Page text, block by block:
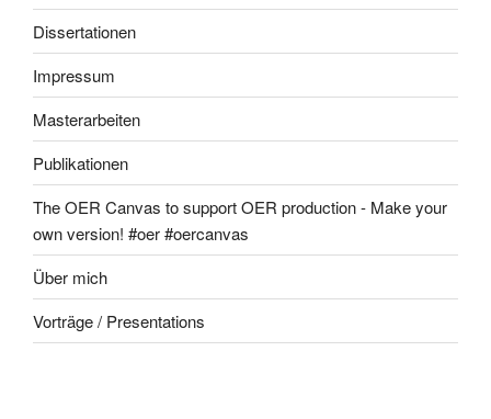
Dissertationen
Impressum
Masterarbeiten
Publikationen
The OER Canvas to support OER production - Make your
own version! #oer #oercanvas
Über mich
Vorträge / Presentations